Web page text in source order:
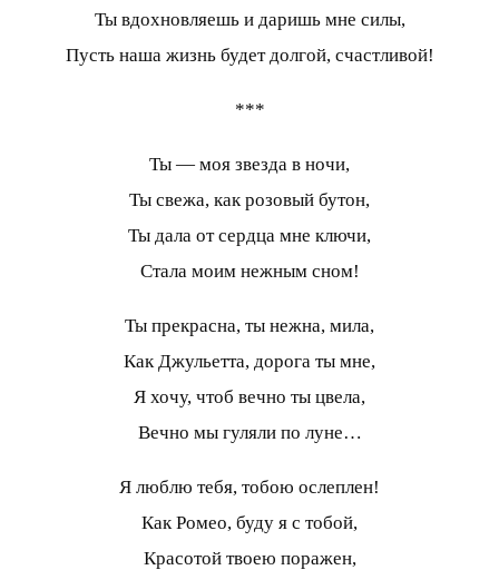
Ты вдохновляешь и даришь мне силы,
Пусть наша жизнь будет долгой, счастливой!
***
Ты — моя звезда в ночи,
Ты свежа, как розовый бутон,
Ты дала от сердца мне ключи,
Стала моим нежным сном!
Ты прекрасна, ты нежна, мила,
Как Джульетта, дорога ты мне,
Я хочу, чтоб вечно ты цвела,
Вечно мы гуляли по луне…
Я люблю тебя, тобою ослеплен!
Как Ромео, буду я с тобой,
Красотой твоею поражен,